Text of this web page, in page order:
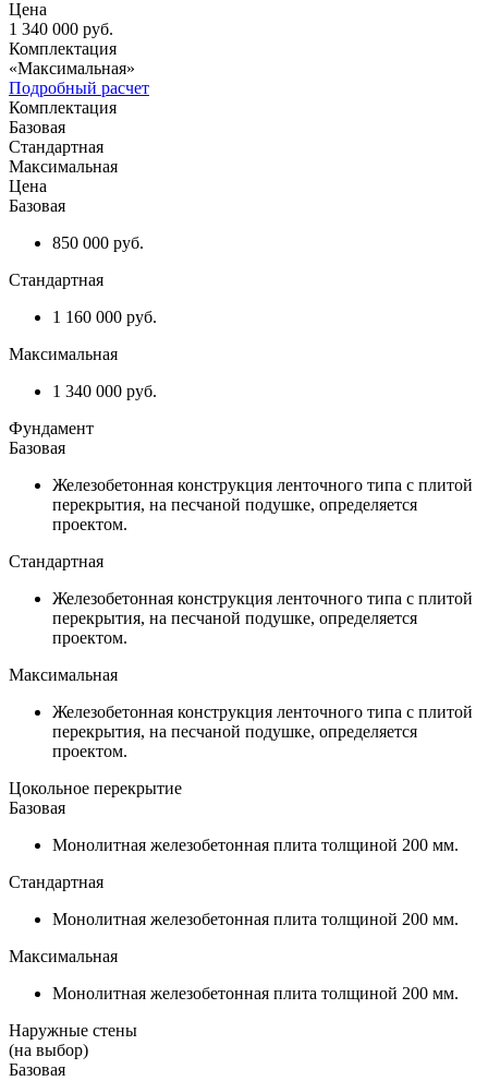
Цена
1 340 000 руб.
Комплектация
«Максимальная»
Подробный расчет
Комплектация
Базовая
Стандартная
Максимальная
Цена
Базовая
850 000 руб.
Стандартная
1 160 000 руб.
Максимальная
1 340 000 руб.
Фундамент
Базовая
Железобетонная конструкция ленточного типа с плитой
перекрытия, на песчаной подушке, определяется
проектом.
Стандартная
Железобетонная конструкция ленточного типа с плитой
перекрытия, на песчаной подушке, определяется
проектом.
Максимальная
Железобетонная конструкция ленточного типа с плитой
перекрытия, на песчаной подушке, определяется
проектом.
Цокольное перекрытие
Базовая
Монолитная железобетонная плита толщиной 200 мм.
Стандартная
Монолитная железобетонная плита толщиной 200 мм.
Максимальная
Монолитная железобетонная плита толщиной 200 мм.
Наружные стены
(на выбор)
Базовая